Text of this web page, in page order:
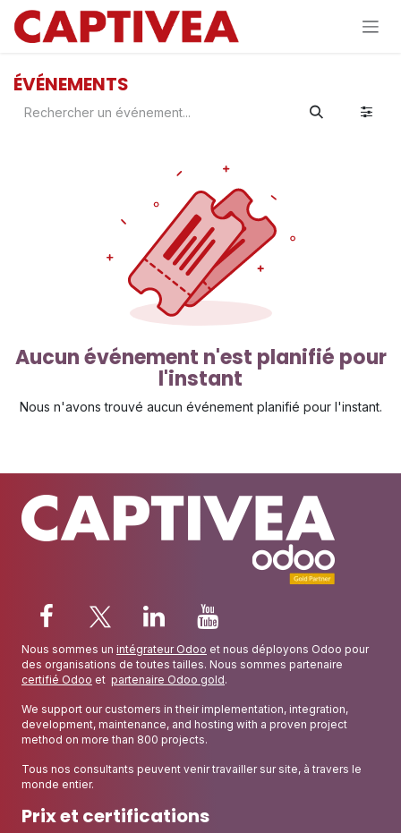
Se rendre au contenu
ÉVÉNEMENTS
Aucun événement n'est planifié pour
l'instant
Nous n'avons trouvé aucun événement planifié pour l'instant.
Nous sommes un intégrateur Odoo et nous déployons Odoo pour
des organisations de toutes tailles. Nous sommes partenaire
certifié Odoo et partenaire Odoo gold.
We support our customers in their implementation, integration,
development, maintenance, and hosting with a proven project
method on more than 800 projects.
Tous nos consultants peuvent venir travailler sur site, à travers le
monde entier.
Prix et certifications